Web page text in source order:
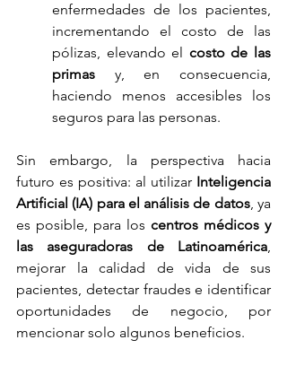
enfermedades de los pacientes,
incrementando el costo de las
pólizas, elevando el
costo de las
primas y, en consecuencia,
haciendo menos accesibles los
seguros para las personas.
Sin embargo, la perspectiva hacia
futuro es positiva: al utilizar Inteligencia
Artificial (IA) para el análisis de datos, ya
es posible, para los centros médicos y
las aseguradoras de Latinoamérica,
mejorar la calidad de vida de sus
pacientes, detectar fraudes e identificar
oportunidades de negocio, por
mencionar solo algunos beneficios.